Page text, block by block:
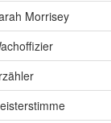
Morrisey